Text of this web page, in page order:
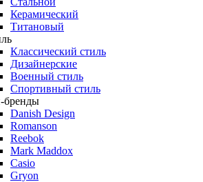
Керамический
Титановый
Классический стиль
Дизайнерские
Военный стиль
Спортивный стиль
бренды
Danish Design
Romanson
Reebok
Mark Maddox
Casio
Gryon